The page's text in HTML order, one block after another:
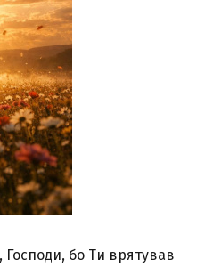
Господи, бо Ти врятував